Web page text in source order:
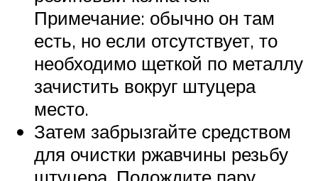
Примечание: обычно он там
есть, но если отсутствует, то
необходимо щеткой по металлу
зачистить вокруг штуцера
место.
Затем забрызгайте средством
для очистки ржавчины резьбу